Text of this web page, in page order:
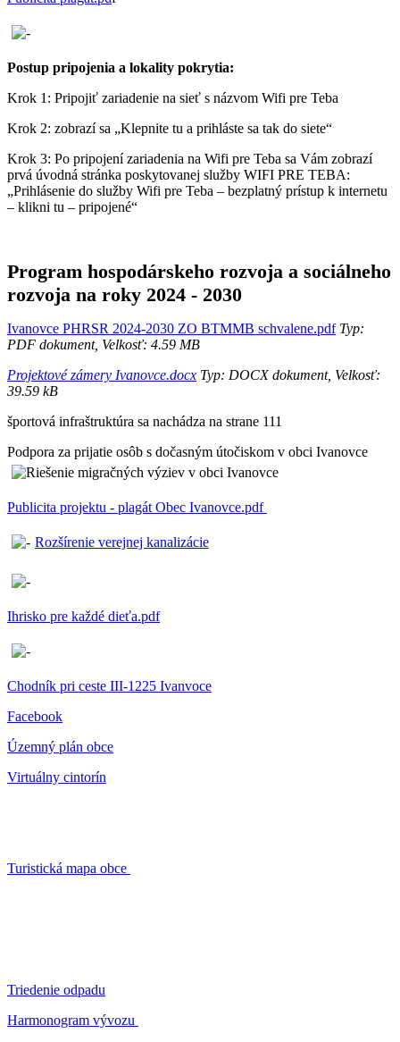
Postup pripojenia a lokality pokrytia:
Krok 1: Pripojiť zariadenie na sieť s názvom Wifi pre Teba
Krok 2: zobrazí sa „Klepnite tu a prihláste sa tak do siete“
Krok 3: Po pripojení zariadenia na Wifi pre Teba sa Vám zobrazí
prvá úvodná stránka poskytovanej služby WIFI PRE TEBA:
„Prihlásenie do služby Wifi pre Teba – bezplatný prístup k internetu
– klikni tu – pripojené“
Program hospodárskeho rozvoja a sociálneho
rozvoja na roky 2024 - 2030
Ivanovce PHRSR 2024-2030 ZO BTMMB schvalene.pdfTyp:
PDF dokument, Velkosť: 4.59 MB
Projektové zámery Ivanovce.docx Typ: DOCX dokument, Velkosť:
39.59 kB
športová infraštruktúra sa nachádza na strane 111
Podpora za prijatie osôb s dočasným útočiskom v obci Ivanovce
Publicita projektu - plagát Obec Ivanovce.pdf
Rozšírenie verejnej kanalizácie
Ihrisko pre každé dieťa.pdf
Chodník pri ceste III-1225 Ivanvoce
Facebook
Územný plán obce
Virtuálny cintorín
Turistická mapa obce
Triedenie odpadu
Harmonogram vývozu